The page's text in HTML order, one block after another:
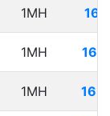
1MH
1MH
1MH